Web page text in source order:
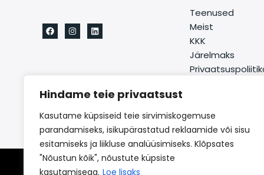
Hindame teie privaatsust
Kasutame küpsiseid teie sirvimiskogemuse
parandamiseks, isikupärastatud reklaamide või sisu
esitamiseks ja liikluse analüüsimiseks. Klõpsates
"Nõustun kõik", nõustute küpsiste
kasutamisega. Loe lisaks
Teenused
Meist
KKK
Järelmaks
Copyright © 2026 Gaznet